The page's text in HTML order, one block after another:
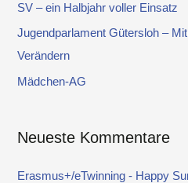
c
h
:
SV – ein Halbjahr voller Einsatz
Jugendparlament Gütersloh –
Verändern
Mädchen-AG
Neueste Kommentare
Erasmus+/eTwinning - Happy